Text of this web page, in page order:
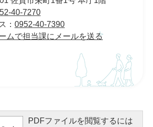
40-7270
： 0952-40-7390
ムで担当課にメールを送る
PDFファイルを閲覧するには